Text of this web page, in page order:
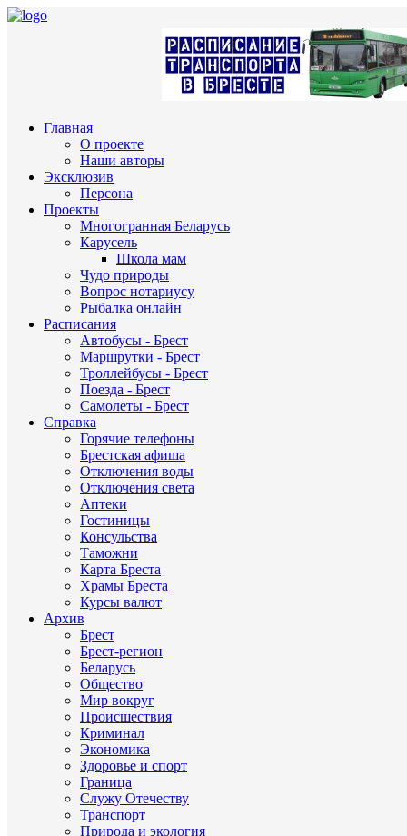
Главная
О проекте
Наши авторы
Эксклюзив
Персона
Проекты
Многогранная Беларусь
Карусель
Школа мам
Чудо природы
Вопрос нотариусу
Рыбалка онлайн
Расписания
Автобусы - Брест
Маршрутки - Брест
Троллейбусы - Брест
Поезда - Брест
Самолеты - Брест
Справка
Горячие телефоны
Брестская афиша
Отключения воды
Отключения света
Аптеки
Гостиницы
Консульства
Таможни
Карта Бреста
Храмы Бреста
Курсы валют
Архив
Брест
Брест-регион
Беларусь
Общество
Мир вокруг
Происшествия
Криминал
Экономика
Здоровье и спорт
Граница
Служу Отечеству
Транспорт
Природа и экология